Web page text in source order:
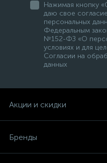
Нажимая кнопку
даю свое
персональных
Федеральным
№152-ФЗ «О
условиях и для
Согласии на
данных
Акции и скидки
Бренды